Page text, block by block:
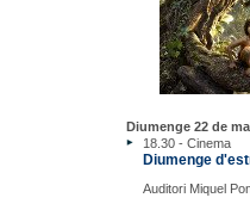
Diumenge 22 de
18.30 - Cinema
Diumenge
Auditori Miquel